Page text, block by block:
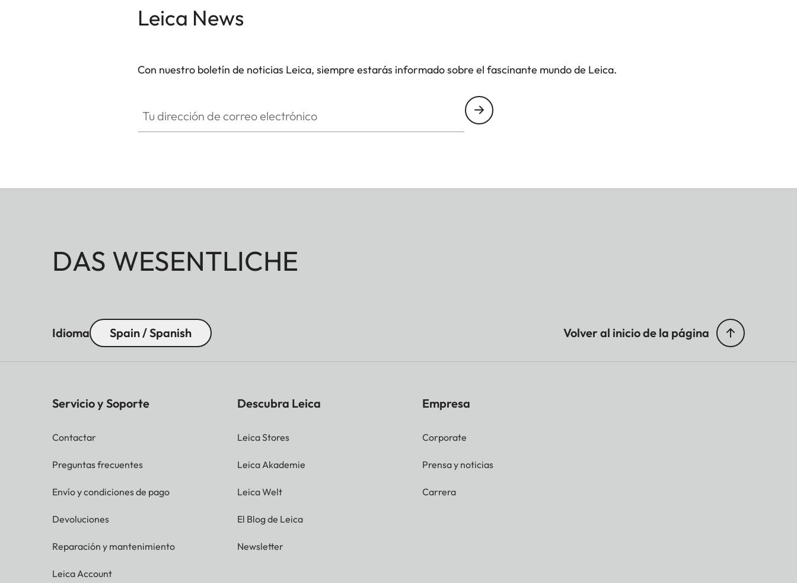
Leica News
Con nuestro boletín de noticias Leica, siempre estarás informado sobre el fascinante mundo de Leica.
DAS WESENTLICHE
Idioma Spain / Spanish Volver al inicio de la página
Servicio y Soporte
Contactar
Preguntas frecuentes
Envío y condiciones de pago
Devoluciones
Reparación y mantenimiento
Leica Account
Descubra Leica
Leica Stores
Leica Akademie
Leica Welt
El Blog de Leica
Newsletter
Empresa
Corporate
Prensa y noticias
Carrera